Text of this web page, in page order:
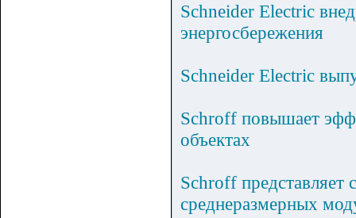
Schneider Electric
энергосбережения
Schneider Electric
Schroff повышает
объектах
Schroff
среднеразмерных